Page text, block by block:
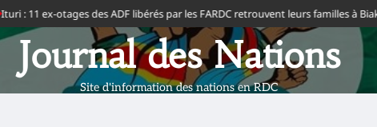
11 ex-otages des ADF libérés par les FARDC retrouvent leurs familles à Biakato
Journal des Nations
Site d'information des nations en RDC